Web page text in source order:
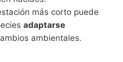
más corto puede
adaptarse
ambientales.